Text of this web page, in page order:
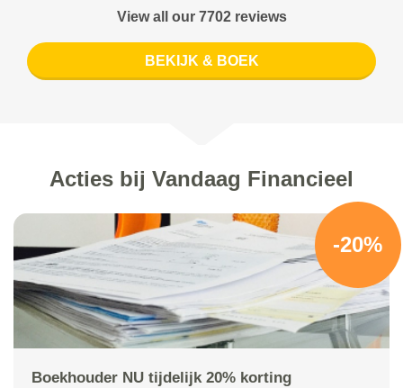
View all our 7702 reviews
BEKIJK & BOEK
Acties bij Vandaag Financieel
-20%
Boekhouder NU tijdelijk 20% korting